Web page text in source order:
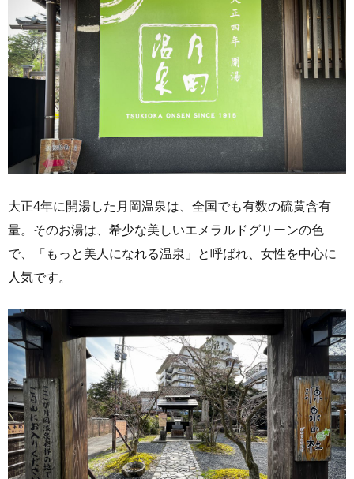
大正4年に開湯した月岡温泉は、全国でも有数の硫黄含有
量。そのお湯は、希少な美しいエメラルドグリーンの色
で、「もっと美人になれる温泉」と呼ばれ、女性を中心に
人気です。